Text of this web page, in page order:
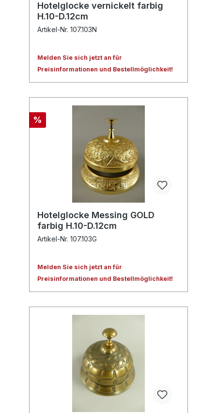
Hotelglocke vernickelt farbig
H.10-D.12cm
Artikel-Nr. 107.103N
Melden Sie sich jetzt an für
Preisinformationen und Bestellmöglichkeit!
%
Hotelglocke Messing GOLD
farbig H.10-D.12cm
Artikel-Nr. 107.103G
Melden Sie sich jetzt an für
Preisinformationen und Bestellmöglichkeit!